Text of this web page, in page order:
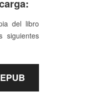
del libro
siguientes